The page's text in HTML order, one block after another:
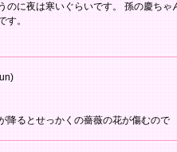
のに夜は寒いぐらいです。 孫の慶ちゃ
す。
降るとせっかくの薔薇の花が傷むので